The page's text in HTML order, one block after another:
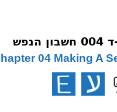
04 Making A